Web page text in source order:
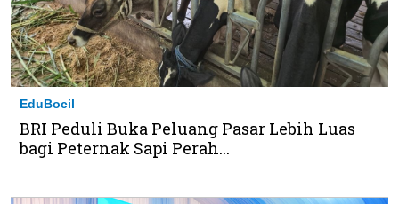
EduBocil
BRI Peduli Buka Peluang Pasar Lebih Luas
bagi Peternak Sapi Perah...